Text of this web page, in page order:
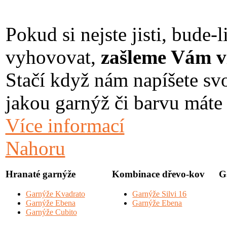
Pokud si nejste jisti,
vyhovovat, zašleme Vám
Stačí když nám napíšete
jakou garnýž či barvu
Více informací
Nahoru
Hranaté garnýže
Garnýže Kvadrato
Garnýže Ebena
Garnýže Cubito
Kombinace dřevo-kov
Garnýže Silvi 16
Garnýže Ebena